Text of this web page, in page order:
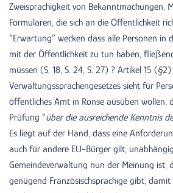
Zweisprachigkeit von Bekanntmachungen,
Formularen, die sich an die Öffentlichkeit
“Erwartung” wecken dass alle Personen in
mit der Öffentlichkeit zu tun haben,
müssen (S. 18, S. 24, S. 27) ? Artikel 15
Verwaltungssprachengesetzes sieht für
öffentliches Amt in Ronse ausüben wollen,
Prüfung “über die ausreichende Kenntnis
Es liegt auf der Hand, dass eine
auch für andere EU-Bürger gilt,
Gemeindeverwaltung nun der Meinung ist,
genügend Französischsprachige gibt, damit